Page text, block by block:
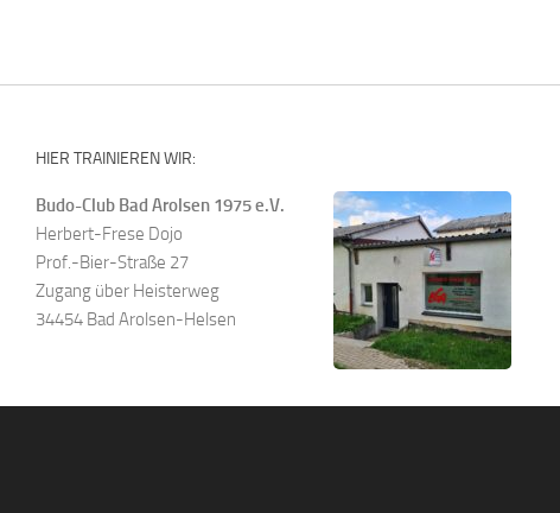
HIER TRAINIEREN WIR:
Budo-Club Bad Arolsen 1975 e.V.
Herbert-Frese Dojo
Prof.-Bier-Straße 27
Zugang über Heisterweg
34454 Bad Arolsen-Helsen